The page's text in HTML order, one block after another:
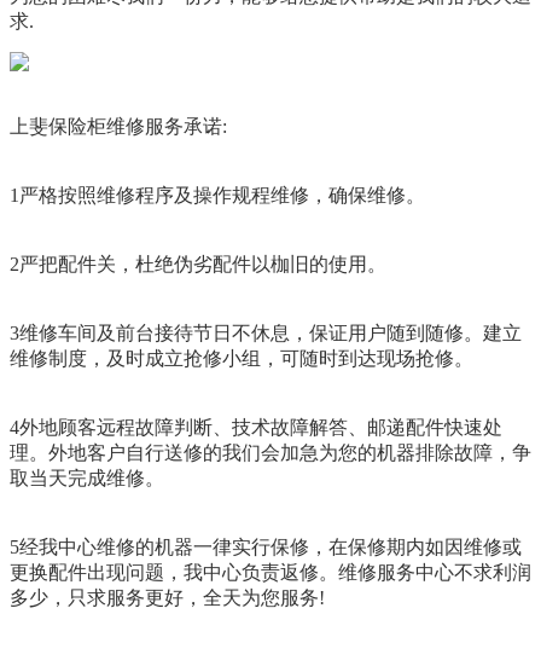
求.
上斐保险柜维修服务承诺:
1严格按照维修程序及操作规程维修，确保维修。
2严把配件关，杜绝伪劣配件以枷旧的使用。
3维修车间及前台接待节日不休息，保证用户随到随修。建立
维修制度，及时成立抢修小组，可随时到达现场抢修。
4外地顾客远程故障判断、技术故障解答、邮递配件快速处
理。外地客户自行送修的我们会加急为您的机器排除故障，争
取当天完成维修。
5经我中心维修的机器一律实行保修，在保修期内如因维修或
更换配件出现问题，我中心负责返修。维修服务中心不求利润
多少，只求服务更好，全天为您服务!